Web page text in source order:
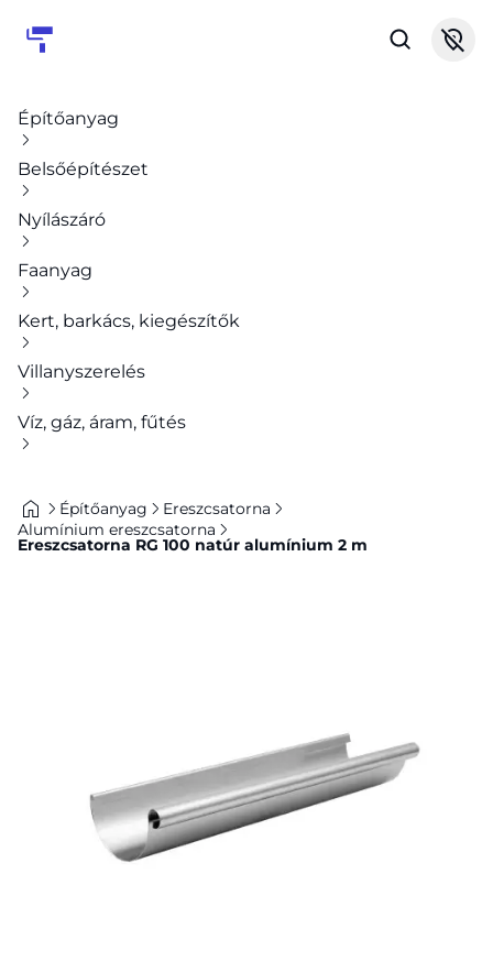
Építőanyag
Belsőépítészet
Nyílászáró
Faanyag
Kert, barkács, kiegészítők
Villanyszerelés
Víz, gáz, áram, fűtés
Építőanyag
Ereszcsatorna
Alumínium ereszcsatorna
Ereszcsatorna RG 100 natúr alumínium 2 m